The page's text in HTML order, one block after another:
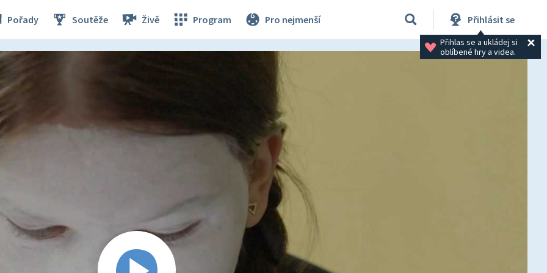
Pořady Soutěže Živě Program Pro nejmenší Přihlásit se
Přihlas se a ukládej si
oblíbené hry a videa.